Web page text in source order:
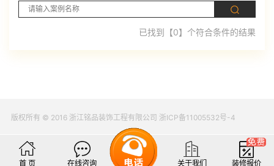
已找到【0】个符合条件的结果
版权所有 © 2016 浙江铭品装饰工程有限公司 浙ICP备11005532号-4
首 页 在线咨询 关于我们 装修报价